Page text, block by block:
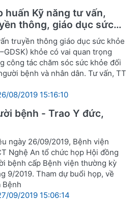
huấn Kỹ năng tư vấn,
thông, giáo dục sức
truyền thông giáo dục sức khỏe
khỏe có vai quan trọng
công tác chăm sóc sức khỏe đối
bệnh và nhân dân. Tư vấn, TT
08/2019 15:16:10
bệnh - Trao Y đức,
ngày 26/09/2019, Bệnh viện
Nghệ An tổ chức họp Hội đồng
bệnh cấp Bệnh viện thường kỳ
9/2019. Tham dự buổi họp, về
Bệnh
09/2019 15:06:14